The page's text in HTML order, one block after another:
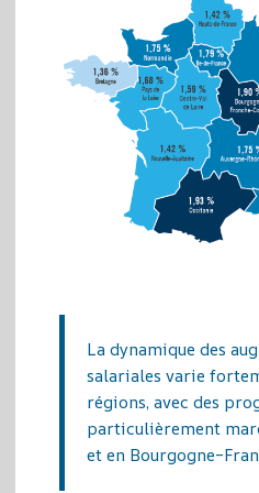
La dynamique des
salariales varie
régions, avec des
particulièrement
et en